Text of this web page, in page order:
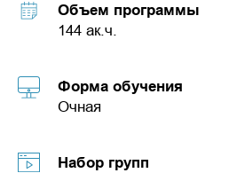
Объем программы
144 ак.ч.
Форма обучения
Очная
Набор групп